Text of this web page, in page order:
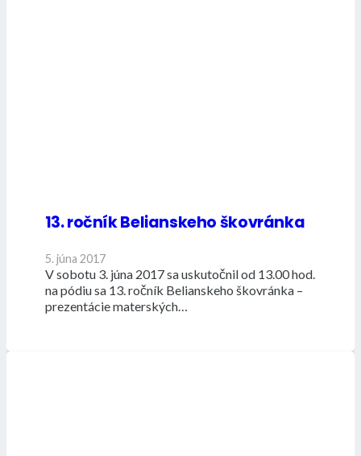
13. ročník Belianskeho škovránka
5. júna 2017
V sobotu 3. júna 2017 sa uskutočnil od 13.00 hod.
na pódiu sa 13. ročník Belianskeho škovránka –
prezentácie materských…